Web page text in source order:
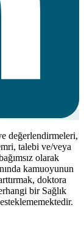
değerlendirmeleri,
talebi ve/veya
olarak
kamuoyunun
doktora
bir Sağlık